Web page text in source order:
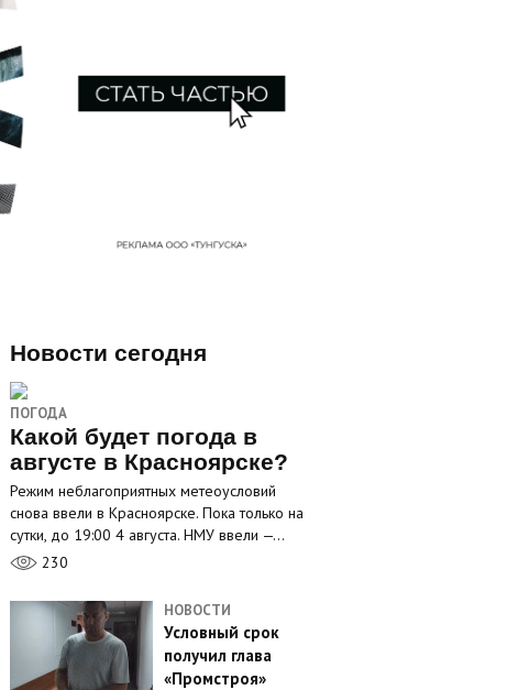
Новости сегодня
ПОГОДА
Какой будет погода в
августе в Красноярске?
Режим неблагоприятных метеоусловий
снова ввели в Красноярске. Пока только на
сутки, до 19:00 4 августа. НМУ ввели —…
230
НОВОСТИ
Условный срок
получил глава
«Промстроя»